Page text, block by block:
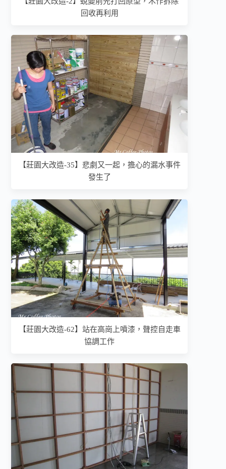
回收再利用
【莊園大改造-35】悲劇又一起，擔心的漏水事件
發生了
【莊園大改造-62】站在高崗上噴漆，聲控自走車
協調工作